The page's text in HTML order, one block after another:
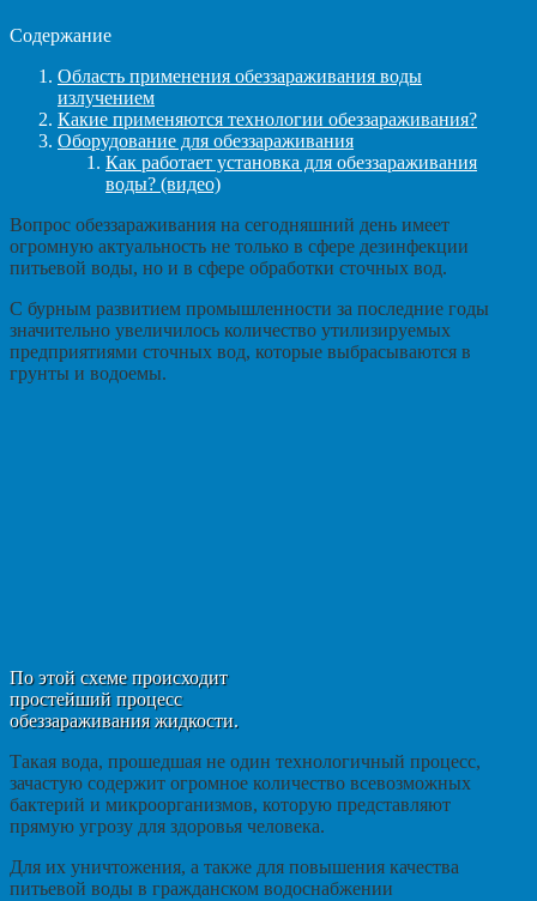
Содержание
Область применения обеззараживания воды
излучением
Какие применяются технологии обеззараживания?
Оборудование для обеззараживания
Как работает установка для обеззараживания
воды? (видео)
Вопрос обеззараживания на сегодняшний день имеет
огромную актуальность не только в сфере дезинфекции
питьевой воды, но и в сфере обработки сточных вод.
С бурным развитием промышленности за последние годы
значительно увеличилось количество утилизируемых
предприятиями сточных вод, которые выбрасываются в
грунты и водоемы.
По этой схеме происходит
простейший процесс
обеззараживания жидкости.
Такая вода, прошедшая не один технологичный процесс,
зачастую содержит огромное количество всевозможных
бактерий и микроорганизмов, которую представляют
прямую угрозу для здоровья человека.
Для их уничтожения, а также для повышения качества
питьевой воды в гражданском водоснабжении